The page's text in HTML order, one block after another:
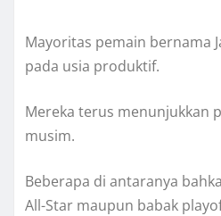
Mayoritas pemain bernama
pada usia produktif.
Mereka terus menunjukkan
musim.
Beberapa di antaranya
All-Star maupun babak